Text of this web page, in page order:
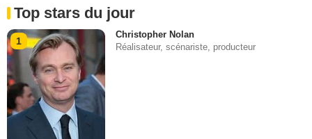
Top stars du jour
1
Christopher Nolan
Réalisateur, scénariste, producteur